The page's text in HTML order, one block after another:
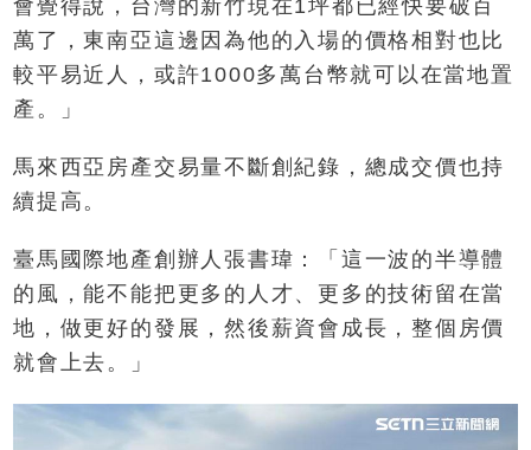
會覺得說，台灣的新竹現在1坪都已經快要破百
萬了，東南亞這邊因為他的入場的價格相對也比
較平易近人，或許1000多萬台幣就可以在當地置
產。」
馬來西亞房產交易量不斷創紀錄，總成交價也持
續提高。
臺馬國際地產創辦人張書瑋：「這一波的半導體
的風，能不能把更多的人才、更多的技術留在當
地，做更好的發展，然後薪資會成長，整個房價
就會上去。」